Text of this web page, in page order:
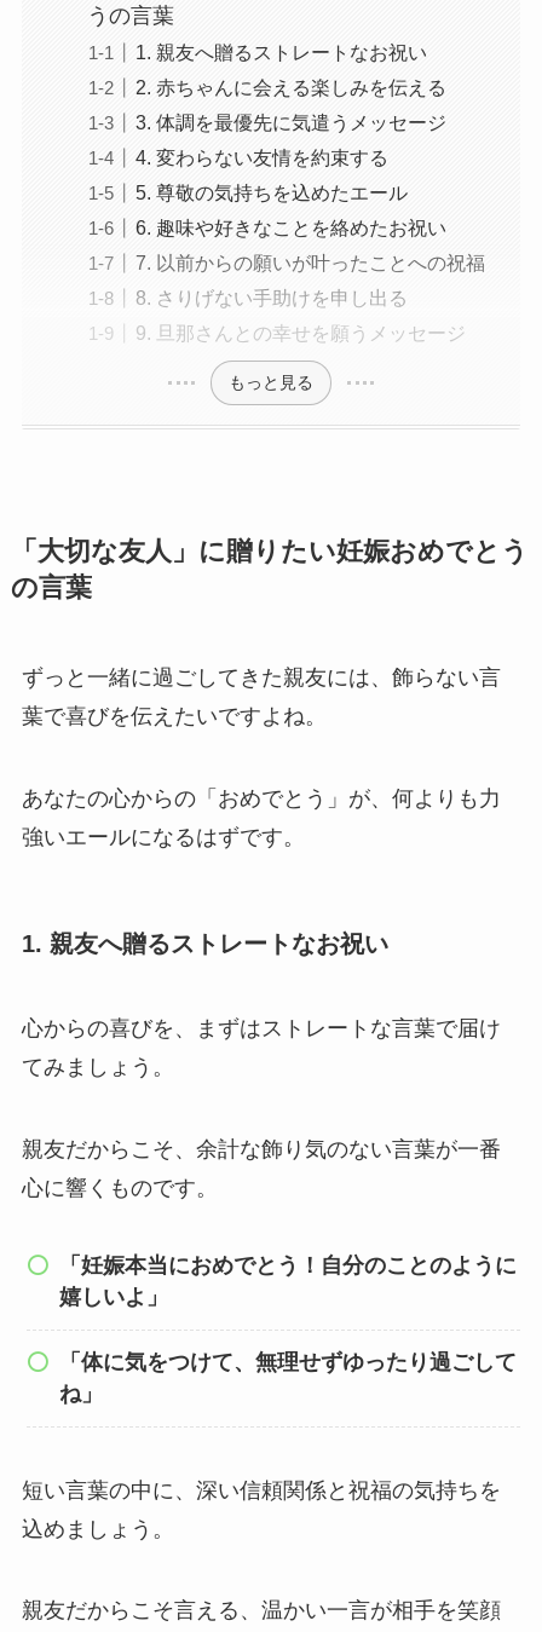
うの言葉
1. 親友へ贈るストレートなお祝い
2. 赤ちゃんに会える楽しみを伝える
3. 体調を最優先に気遣うメッセージ
4. 変わらない友情を約束する
5. 尊敬の気持ちを込めたエール
6. 趣味や好きなことを絡めたお祝い
7. 以前からの願いが叶ったことへの祝福
8. さりげない手助けを申し出る
9. 旦那さんとの幸せを願うメッセージ
もっと見る
「大切な友人」に贈りたい妊娠おめでとう
の言葉
ずっと一緒に過ごしてきた親友には、飾らない言
葉で喜びを伝えたいですよね。
あなたの心からの「おめでとう」が、何よりも力
強いエールになるはずです。
1. 親友へ贈るストレートなお祝い
心からの喜びを、まずはストレートな言葉で届け
てみましょう。
親友だからこそ、余計な飾り気のない言葉が一番
心に響くものです。
「妊娠本当におめでとう！自分のことのように
嬉しいよ」
「体に気をつけて、無理せずゆったり過ごして
ね」
短い言葉の中に、深い信頼関係と祝福の気持ちを
込めましょう。
親友だからこそ言える、温かい一言が相手を笑顔